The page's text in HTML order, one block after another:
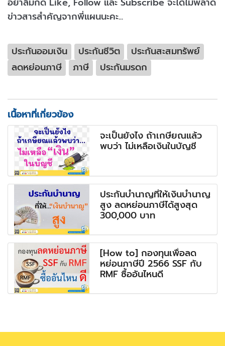
ข่าวสารสำคัญจากพี่แผนนะคะ...
ประกันออมเงิน ประกันชีวิต
ประกันสะสมทรัพย์
ลดหย่อนภาษี
ภาษี ประกันมรดก
เนื้อหาที่เกี่ยวข้อง
จะเป็นยังไง ถ้าเกษียณแล้ว
พบว่า ไม่เหลือเงินในบัญชี
ประกันบำนาญที่ให้เงินบำนาญ
สูง ลดหย่อนภาษีได้สูงสุด
300,000 บาท
[How to] กองทุนเพื่อลด
หย่อนภาษีปี 2566 SSF กับ
RMF ซื้ออันไหนดี